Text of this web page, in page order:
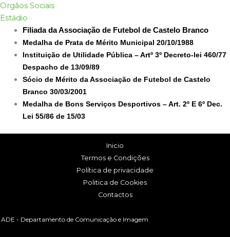
Orgãos Sociais
Estádio
Filiada da Associação de Futebol de Castelo Branco
Medalha de Prata de Mérito Municipal 20/10/1988
Instituição de Utilidade Pública – Artº 3º Decreto-lei 460/77
Despacho de 13/09/89
Sócio de Mérito da Associação de Futebol de Castelo
Branco 30/03/2001
Medalha de Bons Serviços Desportivos – Art. 2º E 6º Dec.
Lei 55/86 de 15/03
Inicio
Termos e Condições
Política de privacidade
Politica de Cookies
Contactos
ADE - Departamento de Comunicação e Imagem